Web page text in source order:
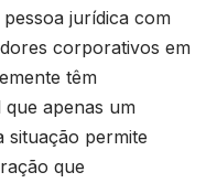
jurídica com
corporativos em
têm
que apenas um
situação permite
que